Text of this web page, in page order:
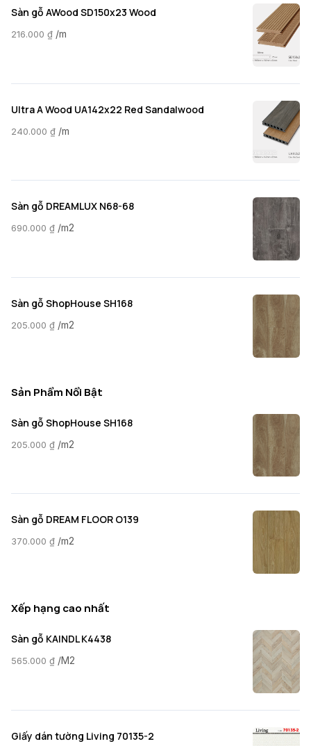
Sàn gỗ AWood SD150x23 Wood
216.000 ₫ /m
Ultra A Wood UA142x22 Red Sandalwood
240.000 ₫ /m
Sàn gỗ DREAMLUX N68-68
690.000 ₫ /m2
Sàn gỗ ShopHouse SH168
205.000 ₫ /m2
Sản Phẩm Nổi Bật
Sàn gỗ ShopHouse SH168
205.000 ₫ /m2
Sàn gỗ DREAM FLOOR O139
370.000 ₫ /m2
Xếp hạng cao nhất
Sàn gỗ KAINDL K4438
565.000 ₫ /M2
Giấy dán tường Living 70135-2